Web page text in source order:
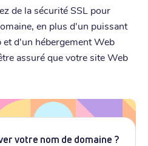
de la sécurité SSL pour
en plus d'un puissant
d'un hébergement Web
assuré que votre site Web
votre nom de domaine ?